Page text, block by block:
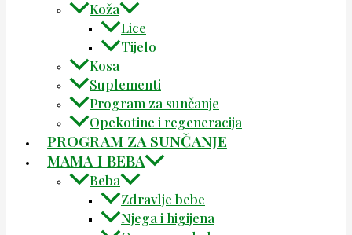
Koža
Lice
Tijelo
Kosa
Suplementi
Program za sunčanje
Opekotine i regeneracija
PROGRAM ZA SUNČANJE
MAMA I BEBA
Beba
Zdravlje bebe
Njega i higijena